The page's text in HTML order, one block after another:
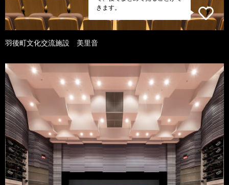
きます。
羽後町文化交流施設 美里音